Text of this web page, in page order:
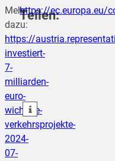
Mehr
dazu:
https://
investiert-
7-
milliarden-
euro-
wichtige-
verkehrsprojekte-
2024-
07-
https://ec.europa.eu/
Teilen:
teilen
teilen